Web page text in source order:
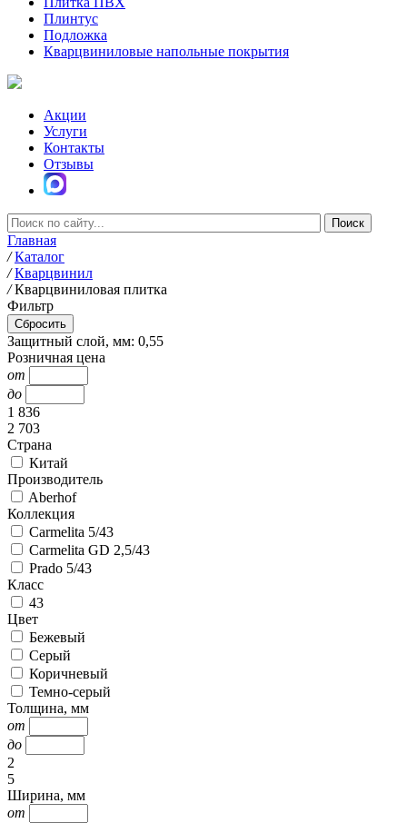
Плинтус
Подложка
Кварцвиниловые напольные покрытия
Акции
Услуги
Контакты
Отзывы
Главная
/ Каталог
/ Кварцвинил
/ Кварцвиниловая плитка
Фильтр
Защитный слой, мм: 0,55
Розничная цена
от
до
1 836
2 703
Страна
Китай
Производитель
Aberhof
Коллекция
Carmelita 5/43
Carmelita GD 2,5/43
Prado 5/43
Класс
43
Цвет
Бежевый
Серый
Коричневый
Темно-серый
Толщина, мм
от
до
2
5
Ширина, мм
от